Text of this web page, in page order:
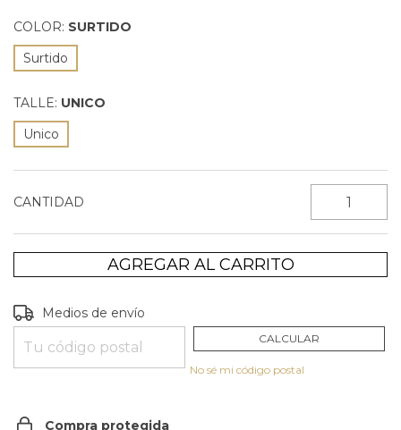
COLOR: SURTIDO
Surtido
TALLE: UNICO
Unico
CANTIDAD
Entregas para el CP:
Medios de envío
CALCULAR
No sé mi código postal
Compra protegida